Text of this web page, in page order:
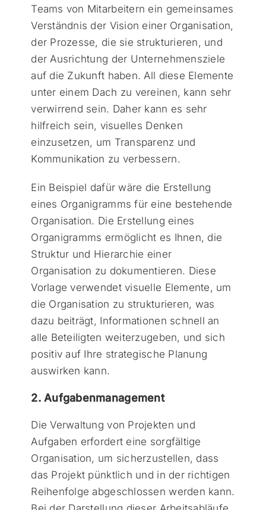
Teams von Mitarbeitern ein gemeinsames
Verständnis der Vision einer Organisation,
der Prozesse, die sie strukturieren, und
der Ausrichtung der Unternehmensziele
auf die Zukunft haben. All diese Elemente
unter einem Dach zu vereinen, kann sehr
verwirrend sein. Daher kann es sehr
hilfreich sein, visuelles Denken
einzusetzen, um Transparenz und
Kommunikation zu verbessern.
Ein Beispiel dafür wäre die Erstellung
eines Organigramms für eine bestehende
Organisation. Die Erstellung eines
Organigramms ermöglicht es Ihnen, die
Struktur und Hierarchie einer
Organisation zu dokumentieren. Diese
Vorlage verwendet visuelle Elemente, um
die Organisation zu strukturieren, was
dazu beiträgt, Informationen schnell an
alle Beteiligten weiterzugeben, und sich
positiv auf Ihre strategische Planung
auswirken kann.
2. Aufgabenmanagement
Die Verwaltung von Projekten und
Aufgaben erfordert eine sorgfältige
Organisation, um sicherzustellen, dass
das Projekt pünktlich und in der richtigen
Reihenfolge abgeschlossen werden kann.